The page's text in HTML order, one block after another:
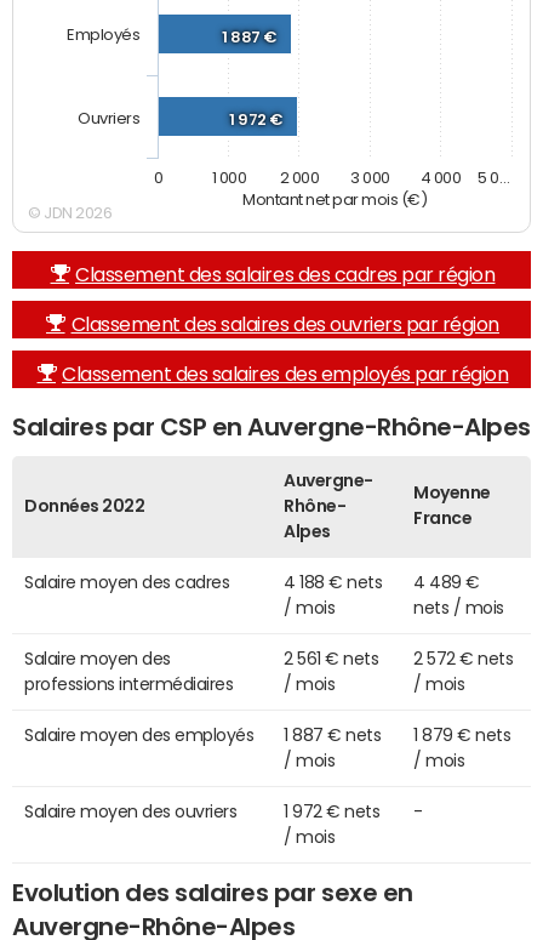
Montant net par mois (€)
1 887 €
1 972 €
Employés
Ouvriers
0 1 000 2 000 3 000 4 000 5 0…
© JDN 2026
Classement des salaires des cadres par région
Classement des salaires des ouvriers par région
Classement des salaires des employés par région
Salaires par CSP en Auvergne-Rhône-Alpes
Données 2022
Auvergne-
Rhône-
Alpes
Moyenne
France
Salaire moyen des cadres
4 188 € nets
/ mois
4 489 €
nets / mois
Salaire moyen des
professions intermédiaires
2 561 € nets
/ mois
2 572 € nets
/ mois
Salaire moyen des employés
1 887 € nets
/ mois
1 879 € nets
/ mois
Salaire moyen des ouvriers
1 972 € nets
/ mois
-
Evolution des salaires par sexe en
Auvergne-Rhône-Alpes